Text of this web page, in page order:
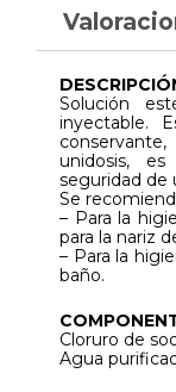
Solución
inyectable.
unidosis,
seguridad de
Se
– Para la
para la nariz
– Para la
baño.
Cloruro de
Agua